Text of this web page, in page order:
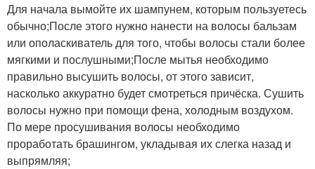
Для начала вымойте их шампунем, которым пользуетесь
обычно;После этого нужно нанести на волосы бальзам
или ополаскиватель для того, чтобы волосы стали более
мягкими и послушными;После мытья необходимо
правильно высушить волосы, от этого зависит,
насколько аккуратно будет смотреться причёска. Сушить
волосы нужно при помощи фена, холодным воздухом.
По мере просушивания волосы необходимо
проработать брашингом, укладывая их слегка назад и
выпрямляя;